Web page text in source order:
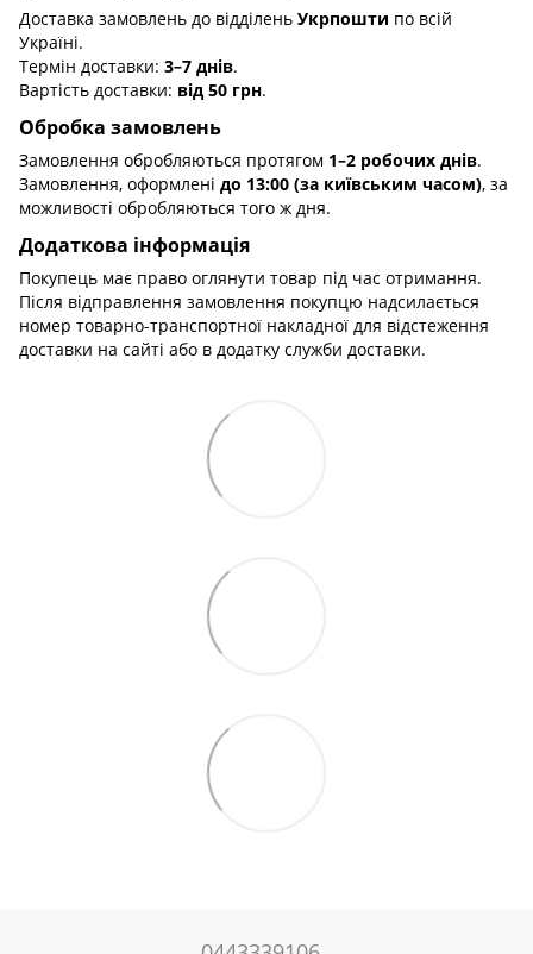
Доставка замовлень до відділень Укрпошти по всій
Україні.
Термін доставки: 3–7 днів.
Вартість доставки: від 50 грн.
Обробка замовлень
Замовлення обробляються протягом 1–2 робочих днів.
Замовлення, оформлені до 13:00 (за київським часом), за
можливості обробляються того ж дня.
Додаткова інформація
Покупець має право оглянути товар під час отримання.
Після відправлення замовлення покупцю надсилається
номер товарно-транспортної накладної для відстеження
доставки на сайті або в додатку служби доставки.